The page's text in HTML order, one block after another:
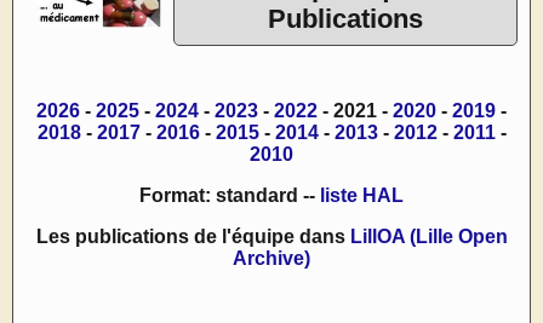
Publications
2026 - 2025 - 2024 - 2023 - 2022 - 2021 - 2020 - 2019 -
2018- 2017- 2016- 2015- 2014- 2013- 2012- 2011-
2010
Format: standard -- liste HAL
Les publications de l'équipe dans LillOA (Lille Open
Archive)